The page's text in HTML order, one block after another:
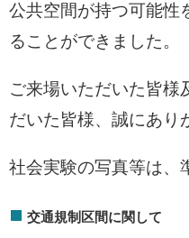
公共空間が持つ可能性
ることができました。
ご来場いただいた皆様
だいた皆様、誠にあり
社会実験の写真等は、
交通規制区間に関して